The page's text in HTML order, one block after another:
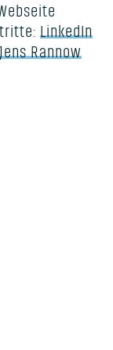
LinkedIn
Rannow